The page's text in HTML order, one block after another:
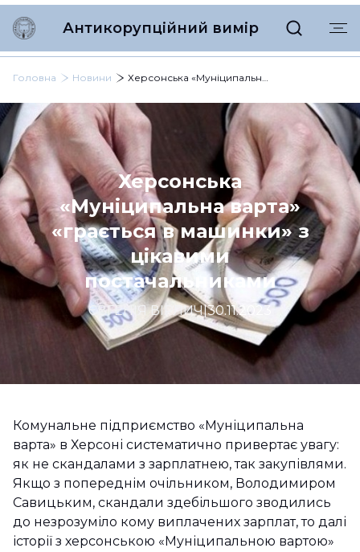
Антикорупційний вимір
Головна Новини Херсонська «Муніципальна варта» «грається в машинки» з цікавими постачальниками
Херсонська
«Муніципальна варта»
«грається в машинки» з
цікавими
постачальниками
ЄВГЕНІЯ ВІРЛИЧ|30.11.2023
Комунальне підприємство «Муніципальна
варта» в Херсоні систематично привертає увагу:
як не скандалами з зарплатнею, так закупівлями.
Якщо з попереднім очільником, Володимиром
Савицьким, скандали здебільшого зводились
до незрозуміло кому виплачених зарплат, то далі
історії з херсонською «Муніципальною вартою»